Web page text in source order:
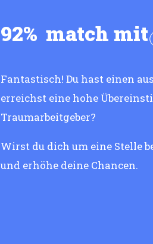
92% match mit
Fantastisch! Du hast einen
erreichst eine hohe
Traumarbeitgeber?
Wirst du dich um eine Stelle
und erhöhe deine Chancen.